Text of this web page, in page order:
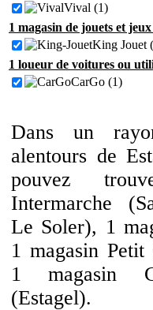
Vival (1)
1 magasin de jouets et
King Jouet
1 loueur de voitures ou
CarGo (1)
Dans un
alentours de
pouvez
Intermarche
Le Soler), 1
1 magasin
1 magasin
(Estagel).